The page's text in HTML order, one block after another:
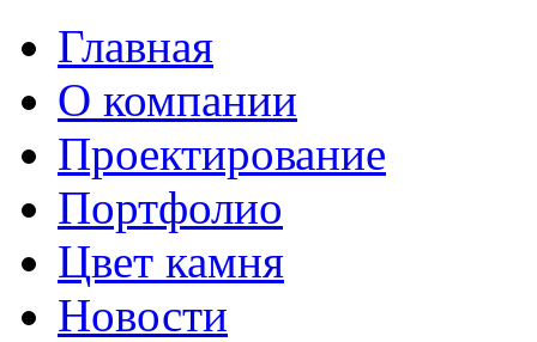
Главная
О компании
Проектирование
Портфолио
Цвет камня
Новости